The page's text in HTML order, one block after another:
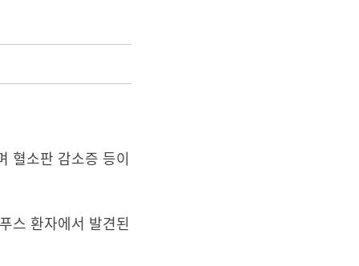
혈소판 감소증 등이
스 환자에서 발견된